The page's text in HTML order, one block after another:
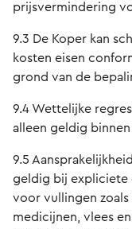
prijsvermindering
9.3 De Koper kan
kosten eisen
grond van de
9.4 Wettelijke
alleen geldig
9.5
geldig bij expliciete
voor vullingen
medicijnen, vlees